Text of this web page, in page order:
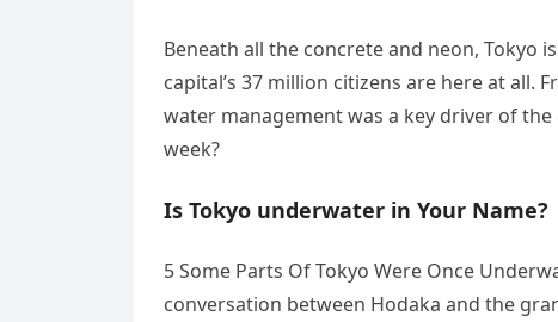
Beneath all the concrete and neon, Tokyo
capital’s 37 million citizens are here at all.
water management was a key driver of
week?
Is Tokyo underwater in Your Name?
5 Some Parts Of Tokyo Were Once
conversation between Hodaka and the